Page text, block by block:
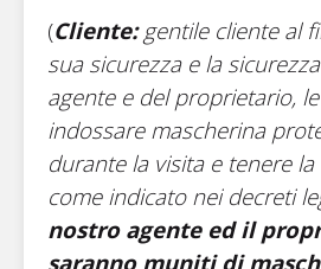
(Cliente: gentile cliente al
sua sicurezza e la
agente e del proprietario,
indossare mascherina
durante la visita e tenere
come indicato nei decreti
nostro agente ed il
saranno muniti di